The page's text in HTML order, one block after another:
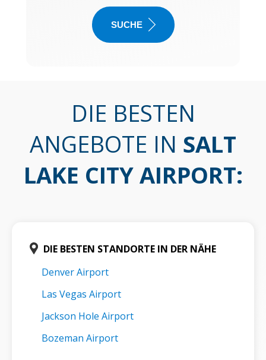
SUCHE
DIE BESTEN
ANGEBOTE IN SALT
LAKE CITY AIRPORT:
DIE BESTEN STANDORTE IN DER NÄHE
Denver Airport
Las Vegas Airport
Jackson Hole Airport
Bozeman Airport